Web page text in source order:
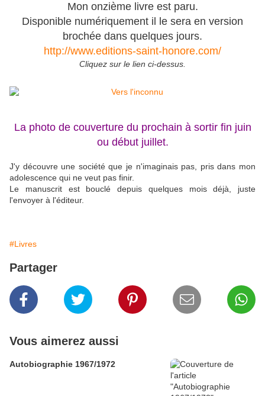
Mon onzième livre est paru.
Disponible numériquement il le sera en version
brochée dans quelques jours.
http://www.editions-saint-honore.com/
Cliquez sur le lien ci-dessus.
La photo de couverture du prochain à sortir fin juin
ou début juillet.
J'y découvre une société que je n'imaginais pas, pris dans mon
adolescence qui ne veut pas finir.
Le manuscrit est bouclé depuis quelques mois déjà, juste
l'envoyer à l'éditeur.
#Livres
Partager
Vous aimerez aussi
Autobiographie 1967/1972